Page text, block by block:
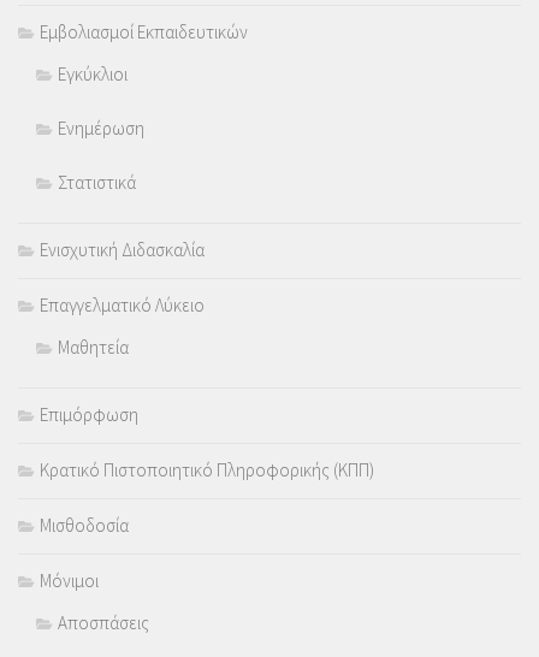
Εμβολιασμοί Εκπαιδευτικών
Εγκύκλιοι
Ενημέρωση
Στατιστικά
Ενισχυτική Διδασκαλία
Επαγγελματικό Λύκειο
Μαθητεία
Επιμόρφωση
Κρατικό Πιστοποιητικό Πληροφορικής (ΚΠΠ)
Μισθοδοσία
Μόνιμοι
Αποσπάσεις